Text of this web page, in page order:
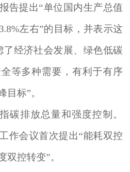
告提出“单位国内生产总值
左右”的目标，并表示这
了经济社会发展、绿色低碳
等多种需要，有利于有序
目标”。
碳排放总量和强度控制。
作会议首次提出“能耗双控
双控转变”。